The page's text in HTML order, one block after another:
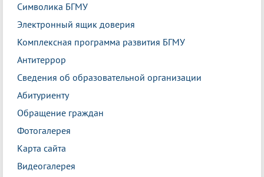
Символика БГМУ
Электронный ящик доверия
Комплексная программа развития БГМУ
Антитеррор
Сведения об образовательной организации
Абитуриенту
Обращение граждан
Фотогалерея
Карта сайта
Видеогалерея